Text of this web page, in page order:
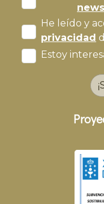
He leído y
privacidad
Estoy